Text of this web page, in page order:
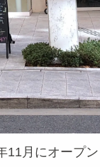
11月にオープ